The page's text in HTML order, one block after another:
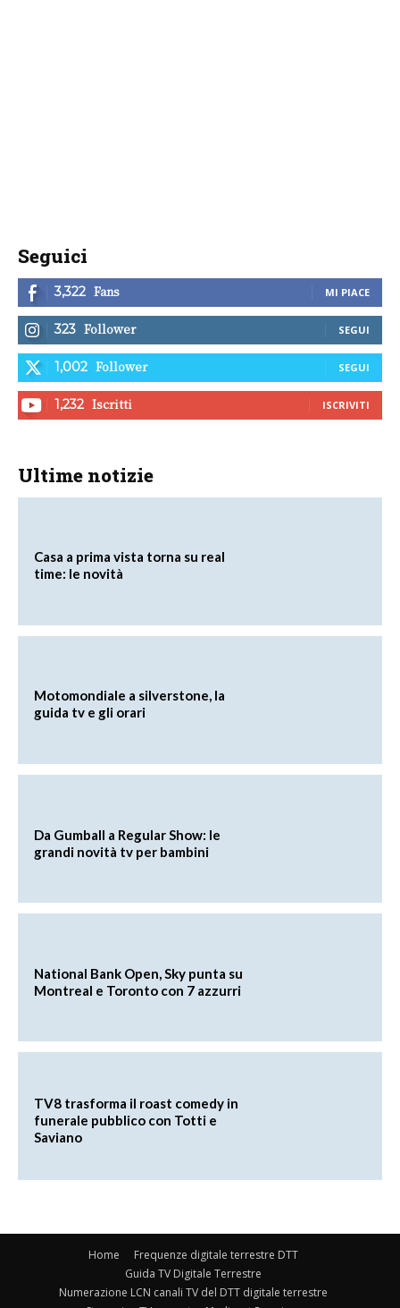
Seguici
3,322 Fans MI PIACE
323 Follower SEGUI
1,002 Follower SEGUI
1,232 Iscritti ISCRIVITI
Ultime notizie
Casa a prima vista torna su real
time: le novità
Motomondiale a silverstone, la
guida tv e gli orari
Da Gumball a Regular Show: le
grandi novità tv per bambini
National Bank Open, Sky punta su
Montreal e Toronto con 7 azzurri
TV8 trasforma il roast comedy in
funerale pubblico con Totti e
Saviano
Home
Frequenze digitale terrestre DTT
Guida TV Digitale Terrestre
Numerazione LCN canali TV del DTT digitale terrestre